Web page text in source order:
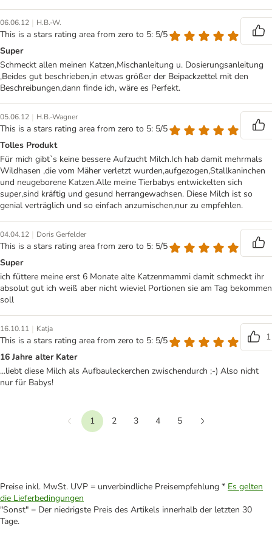
06.06.12 | H.B.-W.
This is a stars rating area from zero to 5: 5/5
Super
Schmeckt allen meinen Katzen,Mischanleitung u. Dosierungsanleitung
,Beides gut beschrieben,in etwas größer der Beipackzettel mit den
Beschreibungen,dann finde ich, wäre es Perfekt.
05.06.12 | H.B.-Wagner
This is a stars rating area from zero to 5: 5/5
Tolles Produkt
Für mich gibt`s keine bessere Aufzucht Milch.Ich hab damit mehrmals
Wildhasen ,die vom Mäher verletzt wurden,aufgezogen,Stallkaninchen
und neugeborene Katzen.Alle meine Tierbabys entwickelten sich
super,sind kräftig und gesund herrangewachsen. Diese Milch ist so
genial verträglich und so einfach anzumischen,nur zu empfehlen.
04.04.12 | Doris Gerfelder
This is a stars rating area from zero to 5: 5/5
Super
ich füttere meine erst 6 Monate alte Katzenmammi damit schmeckt ihr
absolut gut ich weiß aber nicht wieviel Portionen sie am Tag bekommen
soll
16.10.11 | Katja
This is a stars rating area from zero to 5: 5/5
1
16 Jahre alter Kater
...liebt diese Milch als Aufbauleckerchen zwischendurch ;-) Also nicht
nur für Babys!
Vorherige
1 2 3 4
5
Preise inkl. MwSt. UVP = unverbindliche Preisempfehlung * Es gelten
die Lieferbedingungen
"Sonst" = Der niedrigste Preis des Artikels innerhalb der letzten 30
Tage.